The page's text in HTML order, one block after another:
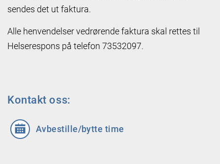
sendes det ut faktura.
Alle henvendelser vedrørende faktura skal rettes til
Helserespons på telefon 73532097.
Kontakt oss:
Avbestille/bytte time